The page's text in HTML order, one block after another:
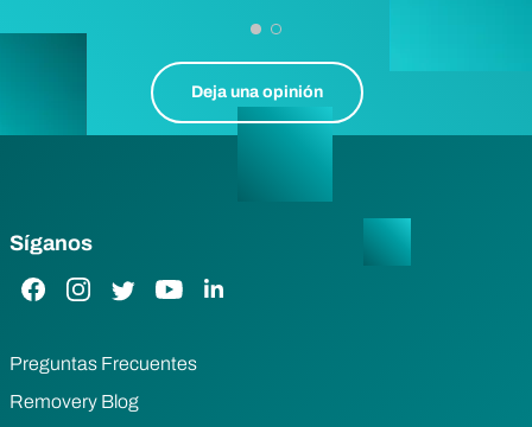
Deja una opinión
Síganos
Enlace de Facebook
Enlace de Instagram
Enlace de Twitter
Enlace de YouTube
Enlace de LinkedIn
Preguntas Frecuentes
Removery Blog